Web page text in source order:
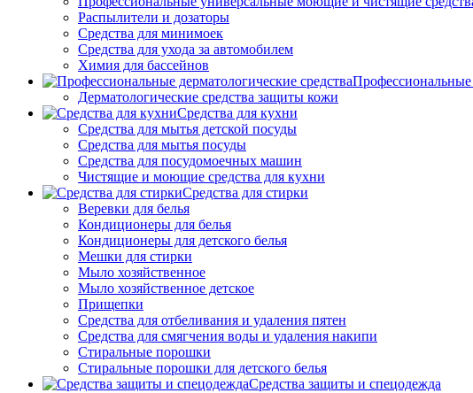
Распылители и дозаторы
Средства для минимоек
Средства для ухода за автомобилем
Химия для бассейнов
Профессиональные
Дерматологические средства защиты кожи
Средства для кухни
Средства для мытья детской посуды
Средства для мытья посуды
Средства для посудомоечных машин
Чистящие и моющие средства для кухни
Средства для стирки
Веревки для белья
Кондиционеры для белья
Кондиционеры для детского белья
Мешки для стирки
Мыло хозяйственное
Мыло хозяйственное детское
Прищепки
Средства для отбеливания и удаления пятен
Средства для смягчения воды и удаления накипи
Стиральные порошки
Стиральные порошки для детского белья
Средства защиты и спецодежда